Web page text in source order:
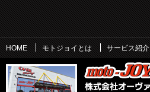
HOME モトジョイとは サービス紹介